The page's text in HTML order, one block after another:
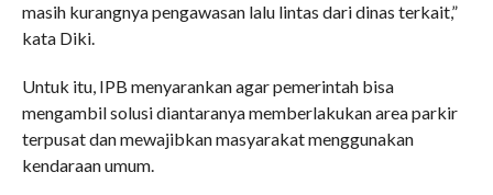
masih kurangnya pengawasan lalu lintas dari dinas terkait,”
kata Diki.
Untuk itu, IPB menyarankan agar pemerintah bisa
mengambil solusi diantaranya memberlakukan area parkir
terpusat dan mewajibkan masyarakat menggunakan
kendaraan umum.